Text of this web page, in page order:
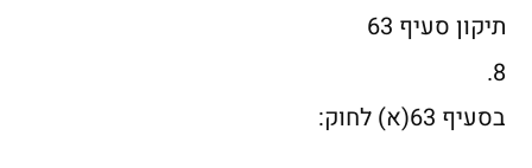
תיקון סעיף 63
8.
בסעיף 63(א) לחוק: